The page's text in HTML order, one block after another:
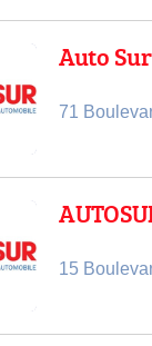
Auto Sur
71
15